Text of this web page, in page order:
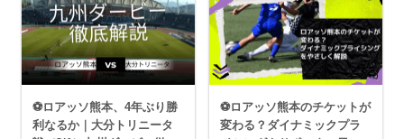
⚽ロアッソ熊本、4年ぶり勝
利なるか｜大分トリニータ
⚽ロアッソ熊本のチケットが
変わる？ダイナミックプラ